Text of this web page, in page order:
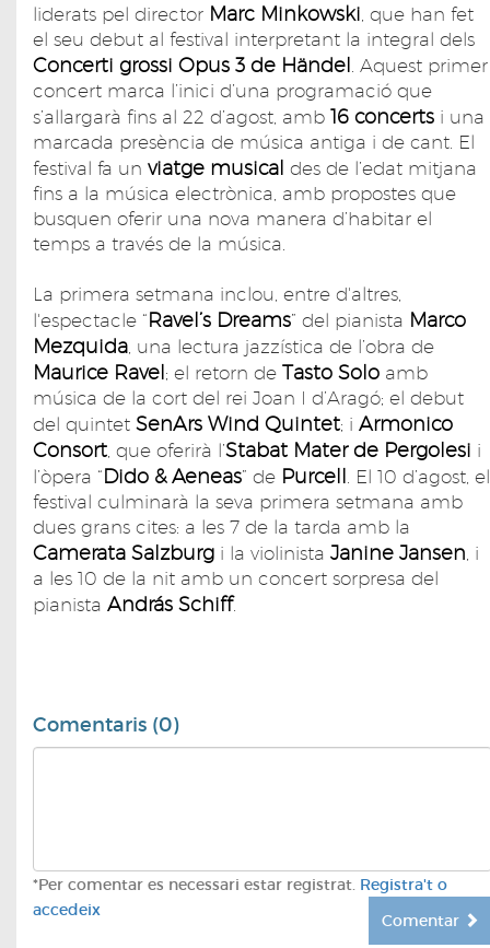
liderats pel director Marc Minkowski , que han fet
el seu debut al festival interpretant la integral dels
Concerti grossi Opus 3 de Händel . Aquest primer
concert marca l’inici d’una programació que
s’allargarà fins al 22 d’agost, amb 16 concerts i una
marcada presència de música antiga i de cant. El
festival fa un viatge musical des de l’edat mitjana
fins a la música electrònica, amb propostes que
busquen oferir una nova manera d’habitar el
temps a través de la música.
La primera setmana inclou, entre d'altres,
l'espectacle “Ravel’s Dreams” del pianista Marco
Mezquida , una lectura jazzística de l’obra de
Maurice Ravel; el retorn de Tasto Solo amb
música de la cort del rei Joan I d’Aragó; el debut
del quintet SenArs Wind Quintet; i Armonico
Consort , que oferirà l’Stabat Mater de Pergolesi i
l’òpera “Dido & Aeneas” de Purcell . El 10 d’agost, el
festival culminarà la seva primera setmana amb
dues grans cites: a les 7 de la tarda amb la
Camerata Salzburg i la violinista Janine Jansen , i
a les 10 de la nit amb un concert sorpresa del
pianista András Schiff.
Comentaris (0)
*Per comentar es necessari estar registrat. Registra't o
accedeix
Comentar